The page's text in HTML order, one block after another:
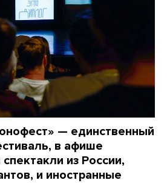
— единственный
в афише
из России,
и иностранные